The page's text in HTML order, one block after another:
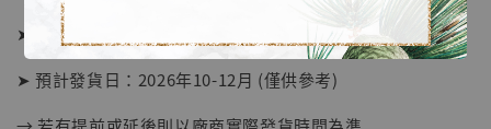
➤ 預購截止日：待工作室通知
➤ 預計發貨日：2026年10-12月 (僅供參考)